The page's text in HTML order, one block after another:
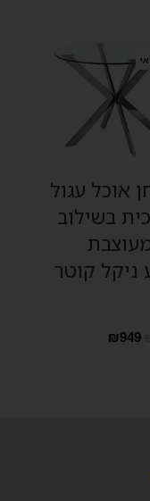
אוכל עגול
בשילוב
ניקל קוטר
₪949